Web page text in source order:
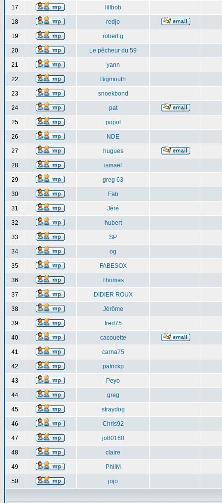
17 lillbob
18 redjo
19 robert g
20 Le pêcheur du 59
21 yann
22 Bigmouth
23 snoekbond
24 pat
25 popol
26 NDE
27 hugues
28 ismaël
29 greg 63
30 Fab
31 Jéré
32 hubert
33 SP
34 og
35 FABESOX
36 Thomas
37 DIDIER ROUX
38 Jérôme
39 fred75
40 cacouette
41 carna75
42 patrickp
43 Peyo
44 greg
45 straydog
46 Chris92
47 jo80160
48 claire
49 PhilM
50 jojo